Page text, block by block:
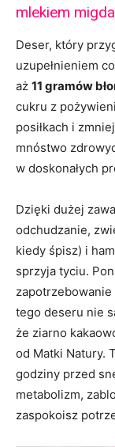
mlekiem
Deser, który
uzupełnieniem
aż 11 gramów
cukru z
posiłkach i
mnóstwo
w doskonałych
Dzięki dużej
odchudzanie,
kiedy śpisz) i
sprzyja tyciu.
zapotrzebowanie
tego deseru nie
że ziarno
od Matki Natury.
godziny przed
metabolizm,
zaspokoisz